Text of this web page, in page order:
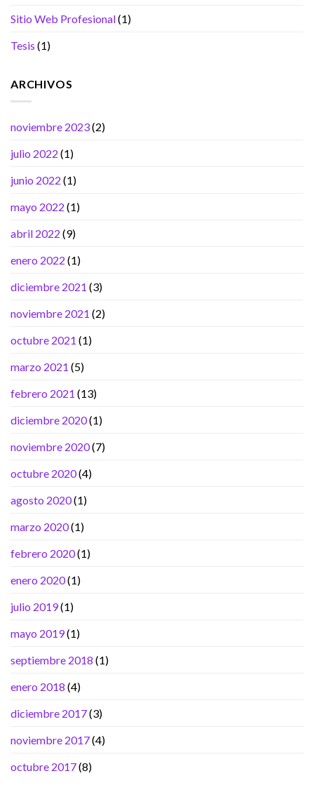
Sitio Web Profesional(1)
Tesis (1)
ARCHIVOS
noviembre 2023(2)
julio 2022 (1)
junio 2022 (1)
mayo 2022 (1)
abril 2022 (9)
enero 2022 (1)
diciembre 2021 (3)
noviembre 2021 (2)
octubre 2021 (1)
marzo 2021 (5)
febrero 2021 (13)
diciembre 2020(1)
noviembre 2020(7)
octubre 2020(4)
agosto 2020(1)
marzo 2020(1)
febrero 2020(1)
enero 2020(1)
julio 2019(1)
mayo 2019(1)
septiembre 2018 (1)
enero 2018 (4)
diciembre 2017(3)
noviembre 2017(4)
octubre 2017(8)